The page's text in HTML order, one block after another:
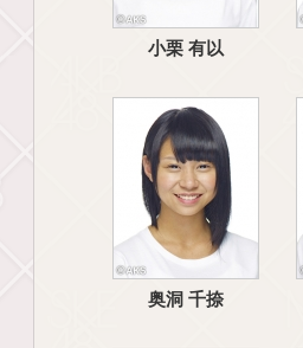
小栗 有以
奥洞 千捺